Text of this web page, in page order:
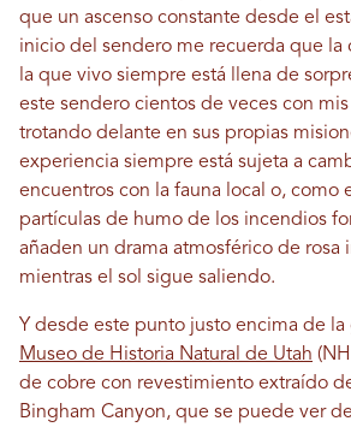
que un ascenso constante desde el
inicio del sendero me recuerda que la
la que vivo siempre está llena de
este sendero cientos de veces con
trotando delante en sus propias
experiencia siempre está sujeta a
encuentros con la fauna local o, como
partículas de humo de los incendios
añaden un drama atmosférico de rosa
mientras el sol sigue saliendo.
Y desde este punto justo encima de la
Museo de Historia Natural de Utah
de cobre con revestimiento extraído
Bingham Canyon, que se puede ver